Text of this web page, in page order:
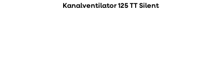
Kanalventilator 125 TT Silent